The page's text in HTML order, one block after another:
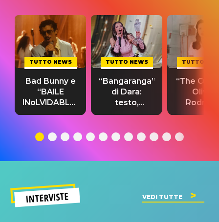
TUTTO NEWS
Bad Bunny e
“BAILE
INoLVIDABLE”:
testo,
significato
TUTTO NEWS
“Bangaranga”
di Dara:
testo,
traduzione e
del singolo
TUTTO
“The
Olivia
testo,
INTERVISTE VEDI TUTTE